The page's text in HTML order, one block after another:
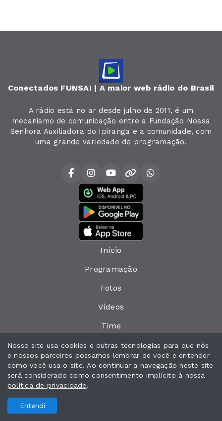
Conectados FUNSAI | A maior web rádio do Brasil
A rádio está no ar desde julho de 2011, é um
mecanismo de comunicação entre a Fundação Nossa
Senhora Auxiliadora do Ipiranga e a comunidade, com
uma grande variedade de programação.
Início
Programação
Fotos
Vídeos
Time
Política de privacidade
Interno
Nosso site usa cookies e outras tecnologias para que nós
e nossos parceiros possamos lembrar de você e entender
como você usa o site. Ao continuar a navegação neste site
será considerado como consentimento implícito à nossa
política de privacidade.
Entendi